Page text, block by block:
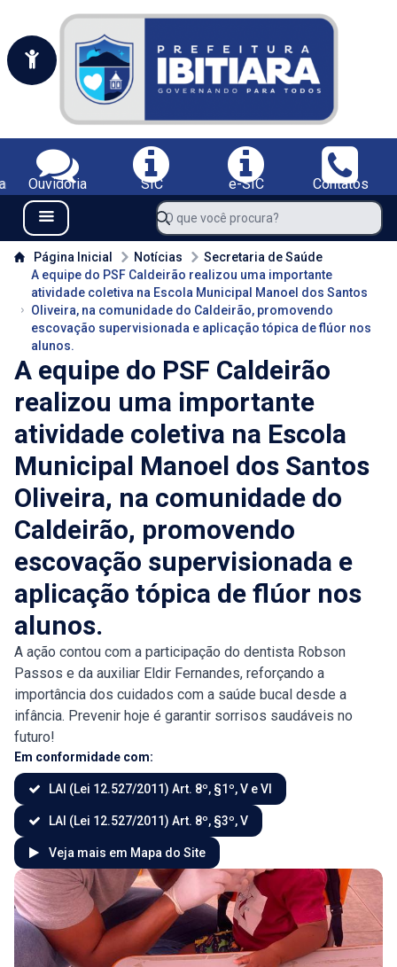
Portal da Prefeitura Municipal de Ibitiara-BA
Serviços da Prefeitura Municipal de Ibitiara-BA;
Ouvidoria SIC e-SIC
Contatos
Navegue pelo portal da Prefeitura de Ibitiara-BA
Menu Bar
O que você procura?
Conteúdo da Prefeitura de Ibitiara-BA
Página Inicial Notícias
Secretaria de Saúde
A equipe do PSF Caldeirão realizou uma importante
atividade coletiva na Escola Municipal Manoel dos Santos
Oliveira, na comunidade do Caldeirão, promovendo
escovação supervisionada e aplicação tópica de flúor nos
alunos.
A equipe do PSF Caldeirão
realizou uma importante
atividade coletiva na Escola
Municipal Manoel dos Santos
Oliveira, na comunidade do
Caldeirão, promovendo
escovação supervisionada e
aplicação tópica de flúor nos
alunos.
A ação contou com a participação do dentista Robson
Passos e da auxiliar Eldir Fernandes, reforçando a
importância dos cuidados com a saúde bucal desde a
infância. Prevenir hoje é garantir sorrisos saudáveis no
futuro!
Em conformidade com:
LAI (Lei 12.527/2011) Art. 8º, §1º, V e VI
LAI (Lei 12.527/2011) Art. 8º, §3º, V
Veja mais em Mapa do Site